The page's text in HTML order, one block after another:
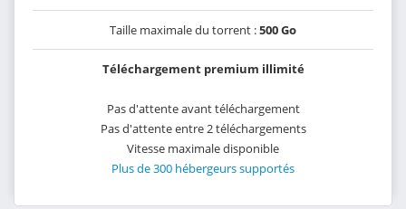
Taille maximale du torrent :500 Go
Téléchargement premium illimité
Pas d'attente avant téléchargement
Pas d'attente entre 2 téléchargements
Vitesse maximale disponible
Plus de 300 hébergeurs supportés